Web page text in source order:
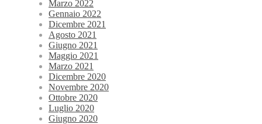
Marzo 2022
Gennaio 2022
Dicembre 2021
Agosto 2021
Giugno 2021
Maggio 2021
Marzo 2021
Dicembre 2020
Novembre 2020
Ottobre 2020
Luglio 2020
Giugno 2020